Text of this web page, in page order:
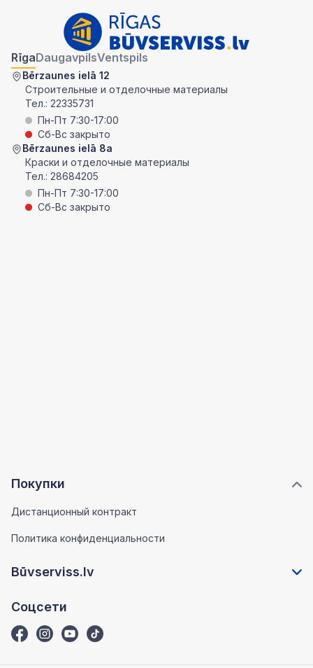
Покупки
Дистанционный контракт
Политика конфиденциальности
Būvserviss.lv
Соцсети
RīgaDaugavpilsVentspils
Bērzaunes ielā 12
Строительные и отделочные материалы
Тел.: 22335731
Пн-Пт 7:30-17:00
Сб-Вс закрыто
Bērzaunes ielā 8a
Краски и отделочные материалы
Тел.: 28684205
Пн-Пт 7:30-17:00
Сб-Вс закрыто